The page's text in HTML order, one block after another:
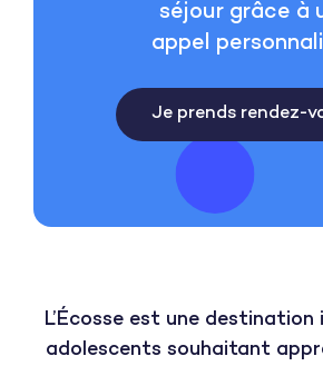
séjour grâce à
appel
Je prends rendez-
L’Écosse est une destination
adolescents souhaitant